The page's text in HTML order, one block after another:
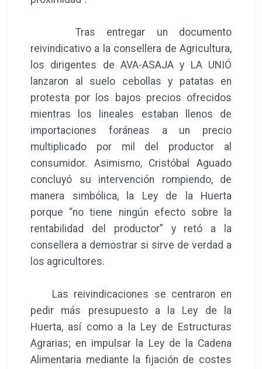
Tras entregar un documento
reivindicativo a la consellera de Agricultura,
los dirigentes de AVA-ASAJA y LA UNIÓ
lanzaron al suelo cebollas y patatas en
protesta por los bajos precios ofrecidos
mientras los lineales estaban llenos de
importaciones foráneas a un precio
multiplicado por mil del productor al
consumidor. Asimismo, Cristóbal Aguado
concluyó su intervención rompiendo, de
manera simbólica, la Ley de la Huerta
porque “no tiene ningún efecto sobre la
rentabilidad del productor” y retó a la
consellera a demostrar si sirve de verdad a
los agricultores.
Las reivindicaciones se centraron en
pedir más presupuesto a la Ley de la
Huerta, así como a la Ley de Estructuras
Agrarias; en impulsar la Ley de la Cadena
Alimentaria mediante la fijación de costes